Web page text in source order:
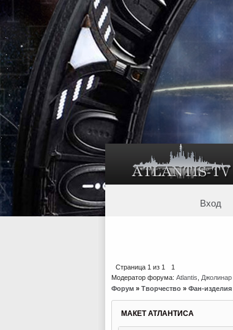
Вход
Страница 1 из 1
1
Модератор форума: Atlantis
Джолинар
Форум » Творчество » Фан-изделия
МАКЕТ АТЛАНТИСА